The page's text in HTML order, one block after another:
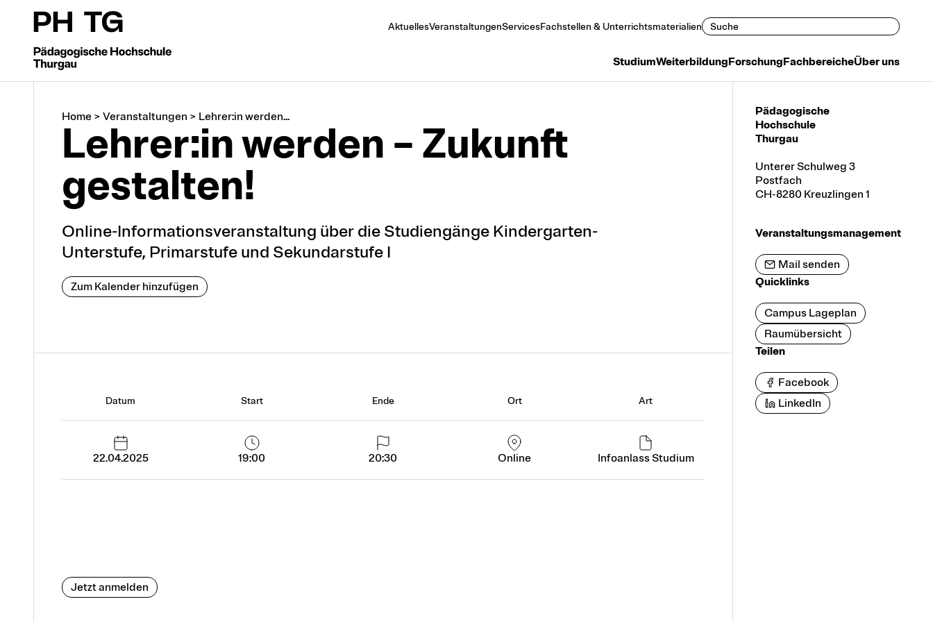
StudiumWeiterbildungForschungFachbereicheÜber uns
AktuellesVeranstaltungenServicesFachstellen & Unterrichtsmaterialien Suchen
Home > Veranstaltungen > Lehrer:in werden...
Lehrer:in werden – Zukunft
gestalten!
Online-Informationsveranstaltung über die Studiengänge Kindergarten-
Unterstufe, Primarstufe und Sekundarstufe I
Zum Kalender hinzufügen
Datum Start Ende Ort Art
22.04.2025 19:00 20:30 Online Infoanlass Studium
Jetzt anmelden
Pädagogische
Hochschule
Thurgau
Unterer Schulweg 3
Postfach
CH-8280 Kreuzlingen 1
Veranstaltungsmanagement
Mail senden
Quicklinks
Campus Lageplan
Raumübersicht
Teilen
Facebook
LinkedIn